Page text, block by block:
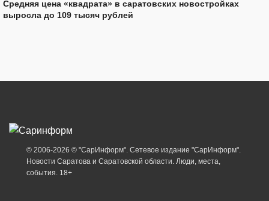
Средняя цена «квадрата» в саратовских новостройках
выросла до 109 тысяч рублей
© 2006-2026 © "СарИнформ". Сетевое издание "СарИнформ".
Новости Саратова и Саратовской области. Люди, места,
события. 18+